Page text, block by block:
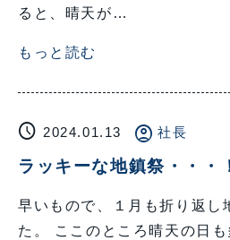
ると、晴天が…
もっと読む
schedule 2024.01.13 account_circle 社長
ラッキーな地鎮祭・・・
早いもので、１月も折り返し
た。 ここのところ晴天の日